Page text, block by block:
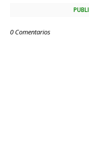
0 Comentarios